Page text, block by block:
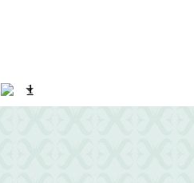
1